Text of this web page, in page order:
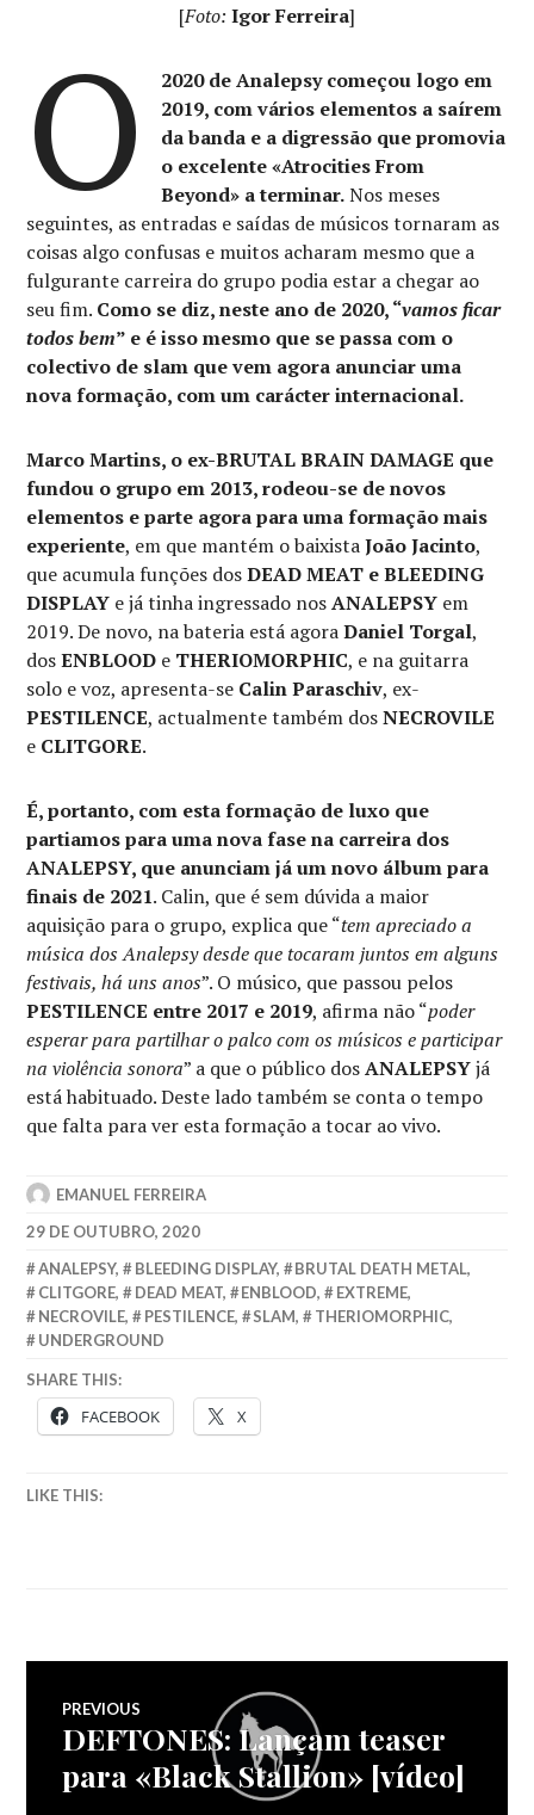
[Foto: Igor Ferreira]
O
2020 de Analepsy começou logo em
2019, com vários elementos a saírem
da banda e a digressão que promovia
o excelente «Atrocities From
Beyond» a terminar.Nos meses
seguintes, as entradas e saídas de músicos tornaram as
coisas algo confusas e muitos acharam mesmo que a
fulgurante carreira do grupo podia estar a chegar ao
seu fim. Como se diz, neste ano de 2020, “vamos ficar
todos bem” e é isso mesmo que se passa com o
colectivo de slam que vem agora anunciar uma
nova formação, com um carácter internacional.
Marco Martins, o ex-BRUTAL BRAIN DAMAGE que
fundou o grupo em 2013, rodeou-se de novos
elementos e parte agora para uma formação mais
experiente, em que mantém o baixistaJoão Jacinto,
que acumula funções dosDEAD MEAT e BLEEDING
DISPLAY e já tinha ingressado nosANALEPSY em
2019. De novo, na bateria está agoraDaniel Torgal,
dosENBLOOD e THERIOMORPHIC, e na guitarra
solo e voz, apresenta-se Calin Paraschiv, ex-
PESTILENCE, actualmente também dosNECROVILE
e CLITGORE.
É, portanto, com esta formação de luxo que
partiamos para uma nova fase na carreira dos
ANALEPSY, que anunciam já um novo álbum para
finais de 2021. Calin, que é sem dúvida a maior
aquisição para o grupo, explica que “tem apreciado a
música dos Analepsy desde que tocaram juntos em alguns
festivais, há uns anos”. O músico, que passou pelos
PESTILENCE entre 2017 e 2019, afirma não “poder
esperar para partilhar o palco com os músicos e participar
na violência sonora” a que o público dosANALEPSYjá
está habituado. Deste lado também se conta o tempo
que falta para ver esta formação a tocar ao vivo.
EMANUEL FERREIRA
29 DE OUTUBRO, 2020
ANALEPSY, BLEEDING DISPLAY, BRUTAL DEATH METAL,
CLITGORE, DEAD MEAT, ENBLOOD, EXTREME,
NECROVILE, PESTILENCE, SLAM, THERIOMORPHIC,
UNDERGROUND
SHARE THIS:
FACEBOOK X
LIKE THIS:
Navegação
de
PREVIOUS
Previous
DEFTONES: Lançam teaser
para «Black Stallion» [vídeo]